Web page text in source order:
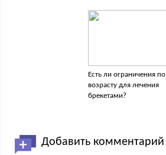
Есть ли ограничения по
возрасту для лечения
брекетами?
Добавить комментарий